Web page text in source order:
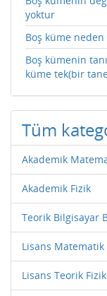
yoktur
Boş küme
Boş kümenin
küme tek(bir
Tüm
Akademik
Akademik Fizik
Teorik Bilgisayar
Lisans Matematik
Lisans Teorik Fizik